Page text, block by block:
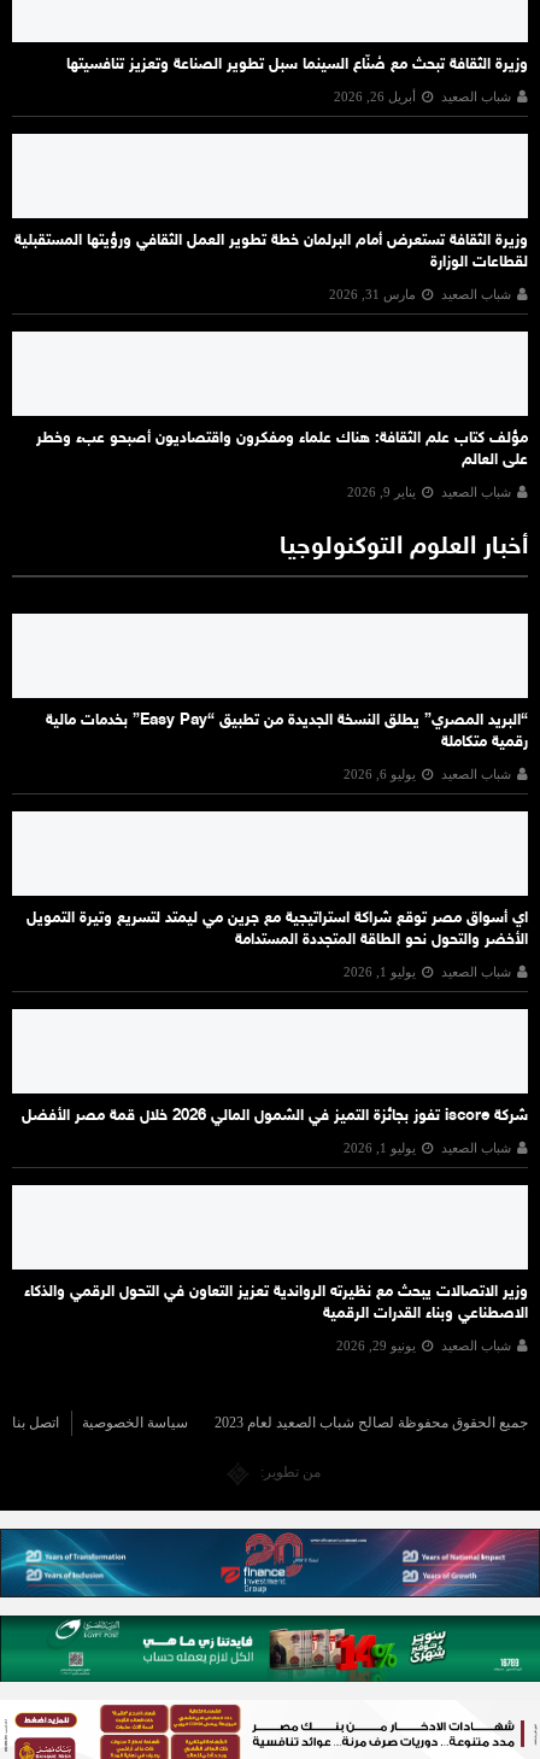
وزيرة الثقافة تبحث مع صُنّاع السينما سبل تطوير الصناعة وتعزيز تنافسيتها
شباب الصعيد أبريل 26, 2026
وزيرة الثقافة تستعرض أمام البرلمان خطة تطوير العمل الثقافي ورؤيتها المستقبلية
لقطاعات الوزارة
شباب الصعيد مارس 31, 2026
مؤلف كتاب علم الثقافة: هناك علماء ومفكرون واقتصاديون أصبحو عبء وخطر
على العالم
شباب الصعيد يناير 9, 2026
أخبار العلوم التوكنولوجيا
“البريد المصري” يطلق النسخة الجديدة من تطبيق “Easy Pay” بخدمات مالية
رقمية متكاملة
شباب الصعيد يوليو 6, 2026
اي أسواق مصر توقع شراكة استراتيجية مع جرين مي ليمتد لتسريع وتيرة التمويل
الأخضر والتحول نحو الطاقة المتجددة المستدامة
شباب الصعيد يوليو 1, 2026
شركة iscore تفوز بجائزة التميز في الشمول المالي 2026 خلال قمة مصر الأفضل
شباب الصعيد يوليو 1, 2026
وزير الاتصالات يبحث مع نظيرته الرواندية تعزيز التعاون في التحول الرقمي والذكاء
الاصطناعي وبناء القدرات الرقمية
شباب الصعيد يونيو 29, 2026
جميع الحقوق محفوظة لصالح شباب الصعيد لعام 2023 سياسة الخصوصية اتصل بنا
من تطوير: